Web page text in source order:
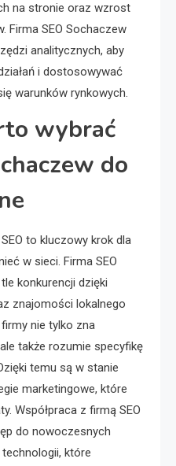
na stronie oraz wzrost
Firma SEO Sochaczew
analitycznych, aby
i dostosowywać
warunków rynkowych.
wybrać
do
to kluczowy krok dla
w sieci. Firma SEO
konkurencji dzięki
znajomości lokalnego
nie tylko zna
także rozumie specyfikę
temu są w stanie
marketingowe, które
Współpraca z firmą SEO
do nowoczesnych
które